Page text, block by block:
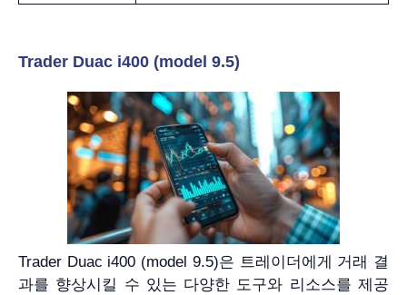
Trader Duac i400 (model 9.5)
Trader Duac i400 (model 9.5)은 트레이더에게 거래 결
과를 향상시킬 수 있는 다양한 도구와 리소스를 제공